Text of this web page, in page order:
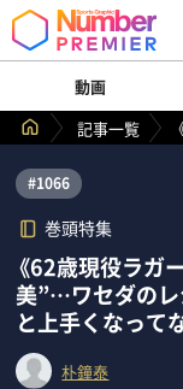
動画
記事一覧
#1066
巻頭特集
《62歳現役ラガ
美”…ワセダのレ
と上手くなって
朴鐘泰